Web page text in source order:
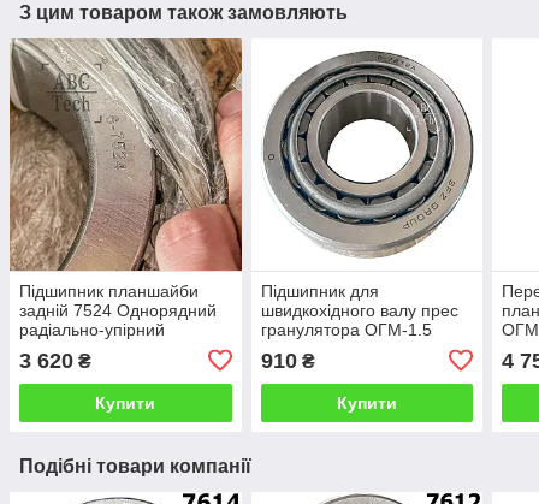
З цим товаром також замовляють
Підшипник планшайби
задній 7524 Однорядний
радіально-упірний
підшипник 7524 (32224)
Підшипник ОГМ-1.5
3 620 ₴
Купити
Підшипник для
швидкохідного валу прес
гранулятора ОГМ-1.5
910₴
Купити
4
Подібні товари компанії